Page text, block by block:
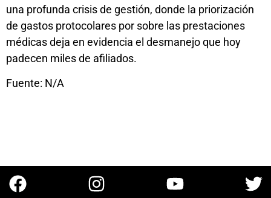
una profunda crisis de gestión, donde la priorización
de gastos protocolares por sobre las prestaciones
médicas deja en evidencia el desmanejo que hoy
padecen miles de afiliados.
Fuente: N/A